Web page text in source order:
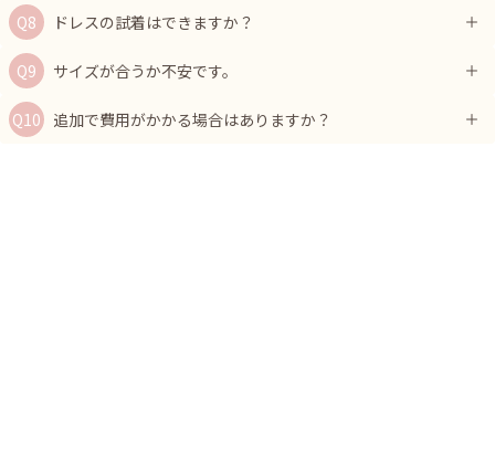
ドレスの試着はできますか？
サイズが合うか不安です。
追加で費用がかかる場合はありますか？